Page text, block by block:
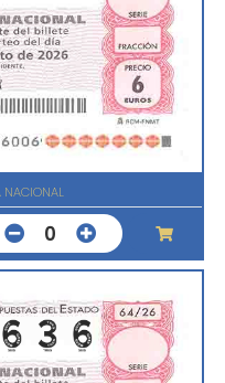
NACIONAL
0